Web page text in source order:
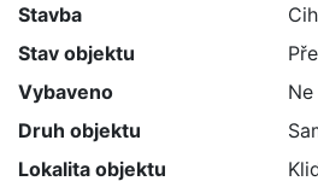
Stavba
Stav objektu
Vybaveno
Ne
Druh objektu
Lokalita objektu